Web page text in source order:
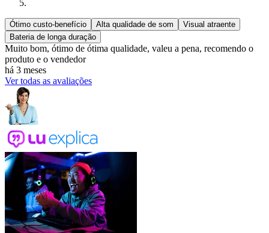
Ótimo custo-benefício Alta qualidade de som
Visual atraente
Bateria de longa duração
Muito bom, ótimo de ótima qualidade, valeu a pena, recomendo o
produto e o vendedor
há 3 meses
Ver todas as avaliações